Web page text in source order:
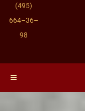
(495)
664–36–
98